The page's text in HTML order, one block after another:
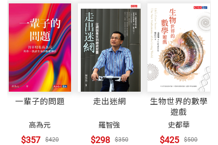
——賀陳弘 前清華大學校長
本書蘊藏著文學、哲學、醫學，也透露出作者在醫病關係中的理
性、感性、知性，值得讀者細細品味。
——李喜明 前參謀總長
在醫療AI迅速發展的時代，透過《醫見人生》這本書，張教授的文
曖昧的失智／飄浮打坐／鐵皮屋／癮小人／靈感／貓敏／太老不能
飛
​角鴞
於病痛折磨衰弱的時候，更見人性，更嘗人生的酸甜苦辣。彷彿在
平實無華間散放光芒，在殷殷日常間悲喜交集，我在診間感受真
切，款款情深的記錄下來，療癒自己也分享溫度。
從軍職退役後，有時稍作回顧，張院長欣慰每每面對病患，特有
「細膩觀察兼淺探內心的能力」，於是開始書寫曾經與病患互動的
故事，於二○二○、二○二二年先後出版《醫中有情》和《人醫之
間》，就是這份筆墨因緣，跨越年齡和領域，邂逅蔡青兒，開始與
慈濟有了連結。
張院長退而不休，筆耕不輟，繼續蒐羅診間百態、人間見聞，第
三本書《醫見人生》很快的就要由天下文化出版面世了。張院長不
僅仁心仁術，他對病患也格外用心，知道醫師看病，不只注意表象
★張德明風濕病圖書館 www.facebook.com/drdmc
hang/
學歷：
國防醫學院醫學士
美國哈佛大學生物學碩士
國立臺灣師範大學衛生教育學博士
美國風濕學院院士
重量
一輩子的問題
高為元
$357 $420
走出迷網
羅智強
$298 $350
生物世界的數學
遊戲
史都華
$425 $500